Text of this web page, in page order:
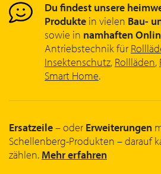
Du findest unsere
Produkte in vielen Bau-
sowie in namhaften
Antriebstechnik für
Insektenschutz, Rollläden,
Smart Home.
Ersatzeile– oder Erweiterungen
Schellenberg-Produkten – darauf
zählen. Mehr erfahren